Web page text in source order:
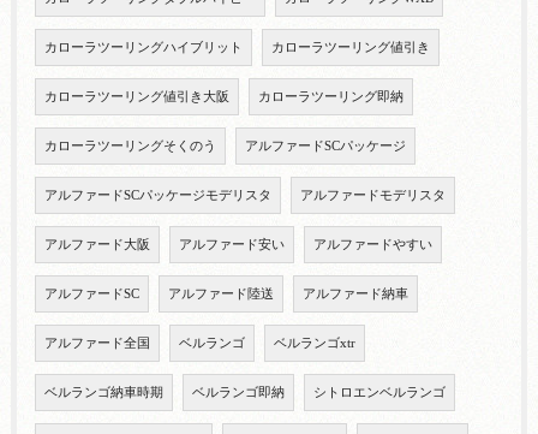
カローラツーリングハイブリット カローラツーリング値引き
カローラツーリング値引き大阪 カローラツーリング即納
カローラツーリングそくのう アルファードSCパッケージ
アルファードSCパッケージモデリスタ アルファードモデリスタ
アルファード大阪 アルファード安い アルファードやすい
アルファードSC アルファード陸送 アルファード納車
アルファード全国 ベルランゴ ベルランゴxtr
ベルランゴ納車時期 ベルランゴ即納 シトロエンベルランゴ